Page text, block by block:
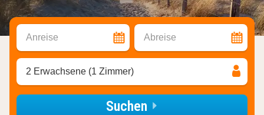
Anreise Abreise
2 Erwachsene (1 Zimmer)
Suchen